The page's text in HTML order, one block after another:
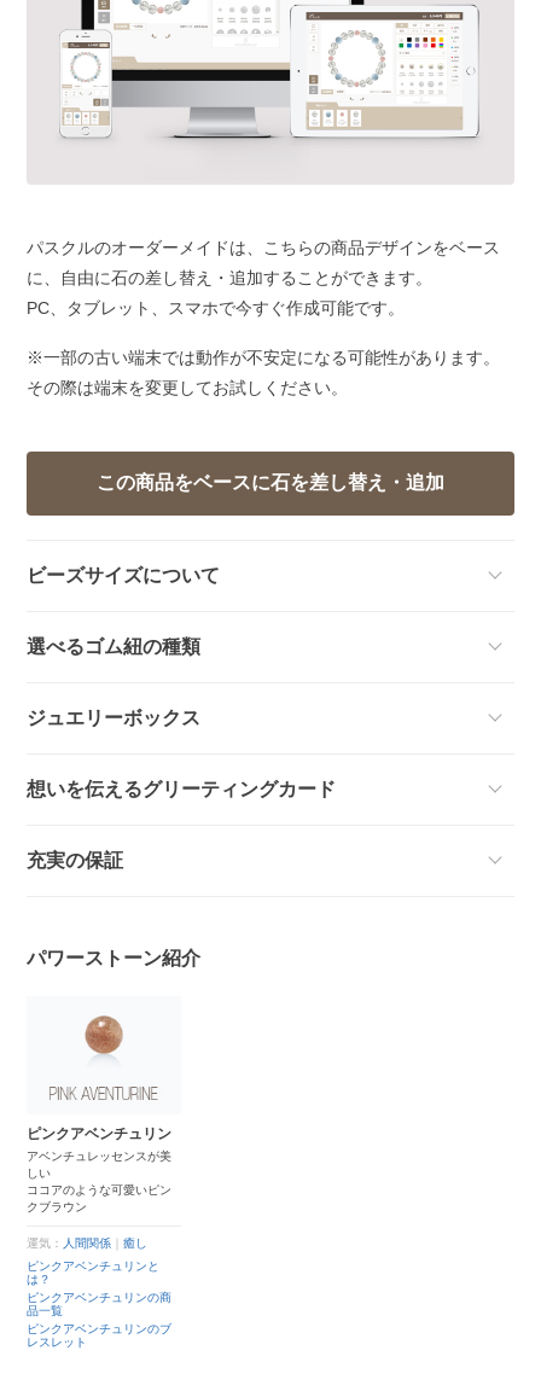
パスクルのオーダーメイドは、こちらの商品デザインをベース
に、自由に石の差し替え・追加することができます。
PC、タブレット、スマホで今すぐ作成可能です。
※一部の古い端末では動作が不安定になる可能性があります。
その際は端末を変更してお試しください。
ビーズサイズについて
選べるゴム紐の種類
ジュエリーボックス
想いを伝えるグリーティングカード
充実の保証
パワーストーン紹介
ピンクアベンチュリン
アベンチュレッセンスが美
しい
ココアのような可愛いピン
クブラウン
運気： 人間関係 ｜癒し
ピンクアベンチュリンと
は？
ピンクアベンチュリンの商
品一覧
ピンクアベンチュリンのブ
レスレット